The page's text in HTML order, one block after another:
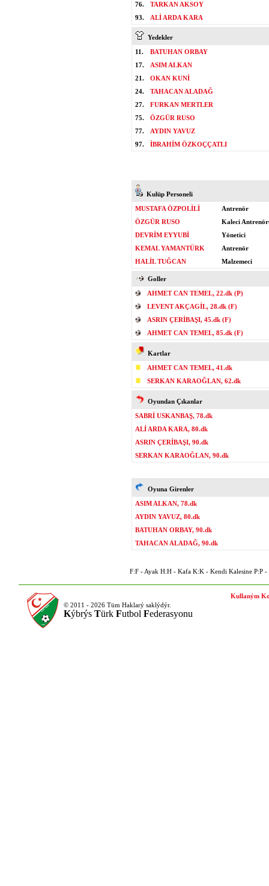
76.
TARKAN AKSOY
93.
ALİ ARDA KARA
Yedekler
11.
BATUHAN ORBAY
17.
ASIM ALKAN
21.
OKAN KUNİ
24.
TAHACAN ALADAĞ
27.
FURKAN MERTLER
75.
ÖZGÜR RUSO
77.
AYDIN YAVUZ
97.
İBRAHİM ÖZKOÇÇATLI
Kulüp Personeli
MUSTAFA ÖZPOLİLİ
Antrenör
ÖZGÜR RUSO
Kaleci
DEVRİM EYYUBİ
Yönetici
KEMAL YAMANTÜRK
Antrenör
HALİL TUĞCAN
Malzemeci
Goller
AHMET CAN TEMEL, 22.dk (P)
LEVENT AKÇAGİL, 28.dk (F)
ASRIN ÇERİBAŞI, 45.dk (F)
AHMET CAN TEMEL, 85.dk (F)
Kartlar
AHMET CAN TEMEL, 41.dk
SERKAN KARAOĞLAN, 62.dk
Oyundan Çıkanlar
SABRİ USKANBAŞ, 78.dk
ALİ ARDA KARA, 80.dk
ASRIN ÇERİBAŞI, 90.dk
SERKAN KARAOĞLAN, 90.dk
Oyuna Girenler
ASIM ALKAN, 78.dk
AYDIN YAVUZ, 80.dk
BATUHAN ORBAY, 90.dk
TAHACAN ALADAĞ, 90.dk
F:F - Ayak H:H - Kafa K:K - Kendi Kalesine P:P -
© 2011 - 2026 Tüm Haklarý saklýdýr.
Kýbrýs Türk Futbol Federasyonu
Kullaným